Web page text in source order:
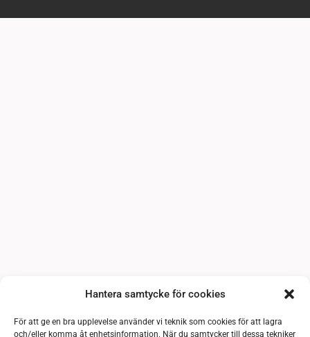
Hantera samtycke för cookies
För att ge en bra upplevelse använder vi teknik som cookies för att lagra
och/eller komma åt enhetsinformation. När du samtycker till dessa tekniker